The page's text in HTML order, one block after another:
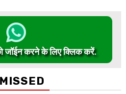
जॉईन करने के लिए क्लिक करें.